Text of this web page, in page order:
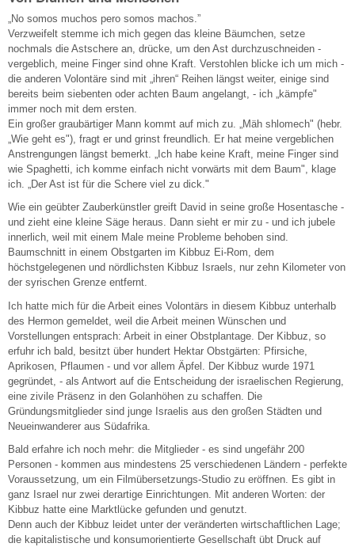
„No somos muchos pero somos machos.”
Verzweifelt stemme ich mich gegen das kleine Bäumchen, setze
nochmals die Astschere an, drücke, um den Ast durchzuschneiden -
vergeblich, meine Finger sind ohne Kraft. Verstohlen blicke ich um mich -
die anderen Volontäre sind mit „ihren“ Reihen längst weiter, einige sind
bereits beim siebenten oder achten Baum angelangt, - ich „kämpfe"
immer noch mit dem ersten.
Ein großer graubärtiger Mann kommt auf mich zu. „Mäh shlomech" (hebr.
„Wie geht es"), fragt er und grinst freundlich. Er hat meine vergeblichen
Anstrengungen längst bemerkt. „Ich habe keine Kraft, meine Finger sind
wie Spaghetti, ich komme einfach nicht vorwärts mit dem Baum", klage
ich. „Der Ast ist für die Schere viel zu dick."
Wie ein geübter Zauberkünstler greift David in seine große Hosentasche -
und zieht eine kleine Säge heraus. Dann sieht er mir zu - und ich jubele
innerlich, weil mit einem Male meine Probleme behoben sind.
Baumschnitt in einem Obstgarten im Kibbuz Ei-Rom, dem
höchstgelegenen und nördlichsten Kibbuz Israels, nur zehn Kilometer von
der syrischen Grenze entfernt.
Ich hatte mich für die Arbeit eines Volontärs in diesem Kibbuz unterhalb
des Hermon gemeldet, weil die Arbeit meinen Wünschen und
Vorstellungen entsprach: Arbeit in einer Obstplantage. Der Kibbuz, so
erfuhr ich bald, besitzt über hundert Hektar Obstgärten: Pfirsiche,
Aprikosen, Pflaumen - und vor allem Äpfel. Der Kibbuz wurde 1971
gegründet, - als Antwort auf die Entscheidung der israelischen Regierung,
eine zivile Präsenz in den Golanhöhen zu schaffen. Die
Gründungsmitglieder sind junge Israelis aus den großen Städten und
Neueinwanderer aus Südafrika.
Bald erfahre ich noch mehr: die Mitglieder - es sind ungefähr 200
Personen - kommen aus mindestens 25 verschiedenen Ländern - perfekte
Voraussetzung, um ein Filmübersetzungs-Studio zu eröffnen. Es gibt in
ganz Israel nur zwei derartige Einrichtungen. Mit anderen Worten: der
Kibbuz hatte eine Marktlücke gefunden und genutzt.
Denn auch der Kibbuz leidet unter der veränderten wirtschaftlichen Lage;
die kapitalistische und konsumorientierte Gesellschaft übt Druck auf